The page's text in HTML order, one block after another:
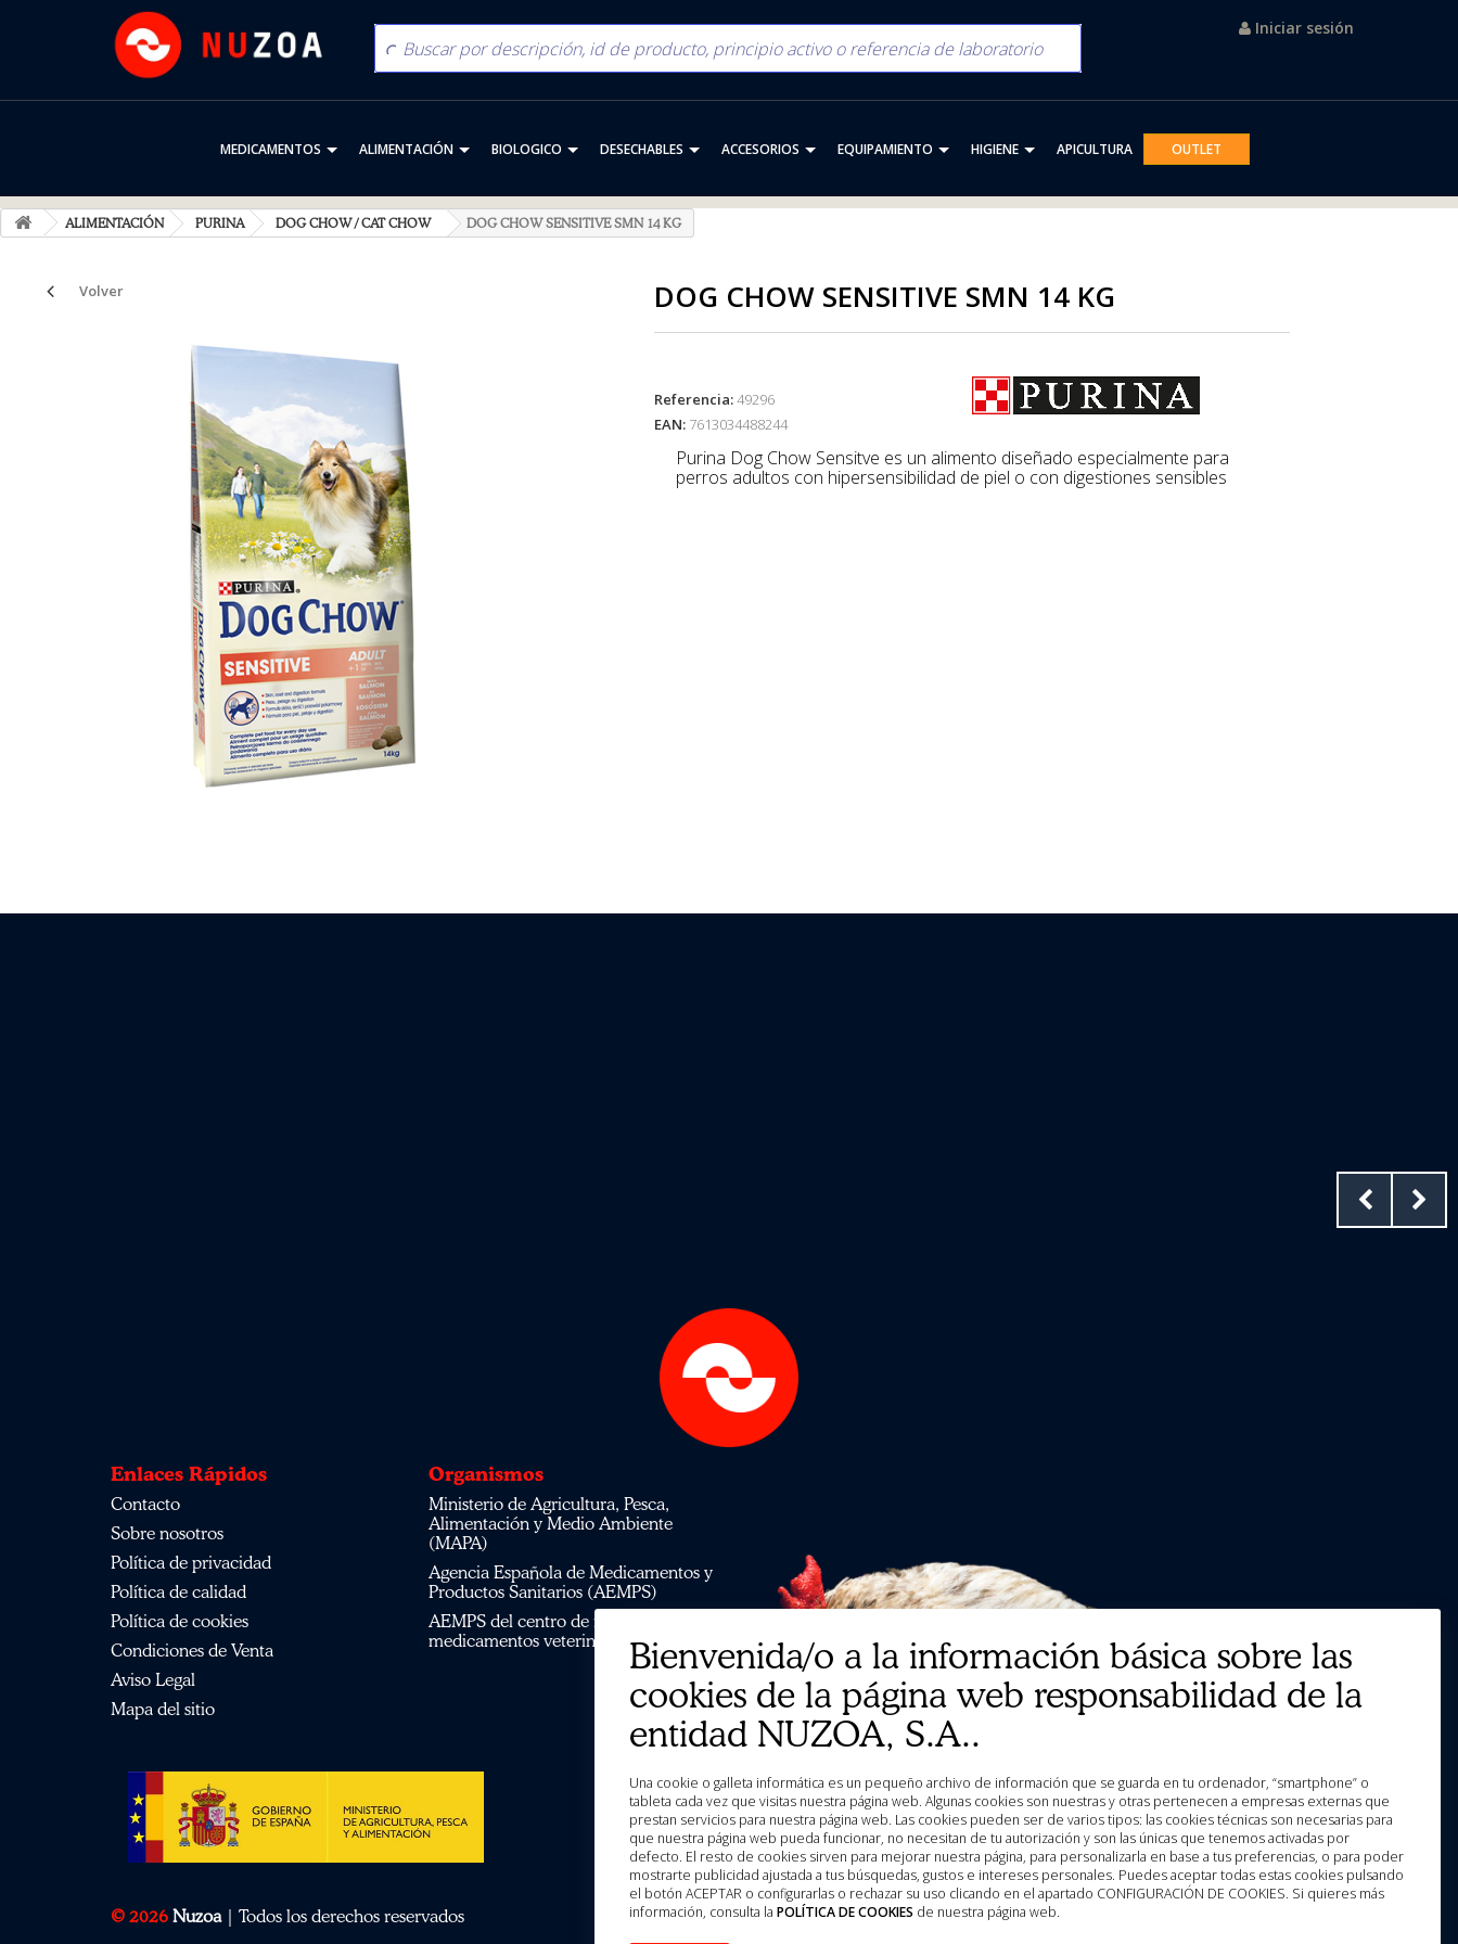
Iniciar sesión
MEDICAMENTOS ALIMENTACIÓN BIOLOGICO DESECHABLES ACCESORIOS EQUIPAMIENTO HIGIENE APICULTURA OUTLET
ALIMENTACIÓN PURINA DOG CHOW / CAT CHOW DOG CHOW SENSITIVE SMN 14 KG
Volver DOG CHOW SENSITIVE SMN 14 KG
Referencia:49296
EAN: 7613034488244
Purina Dog Chow Sensitve es un alimento diseñado especialmente para
perros adultos con hipersensibilidad de piel o con digestiones sensibles
Enlaces Rápidos
Contacto
Sobre nosotros
Política de privacidad
Política de calidad
Política de cookies
Condiciones de Venta
Aviso Legal
Mapa del sitio
Organismos
Ministerio de Agricultura, Pesca,
Alimentación y Medio Ambiente
(MAPA)
Agencia Española de Medicamentos y
Productos Sanitarios (AEMPS)
AEMPS del centro de información de
medicamentos veterinarios CIMAVET
© 2026 Nuzoa | Todos los derechos reservados
Bienvenida/o a la información básica sobre las
cookies de la página web responsabilidad de la
entidad NUZOA, S.A..
Una cookie o galleta informática es un pequeño archivo de información que se guarda en tu ordenador, “smartphone” o
tableta cada vez que visitas nuestra página web. Algunas cookies son nuestras y otras pertenecen a empresas externas que
prestan servicios para nuestra página web. Las cookies pueden ser de varios tipos: las cookies técnicas son necesarias para
que nuestra página web pueda funcionar, no necesitan de tu autorización y son las únicas que tenemos activadas por
defecto. El resto de cookies sirven para mejorar nuestra página, para personalizarla en base a tus preferencias, o para poder
mostrarte publicidad ajustada a tus búsquedas, gustos e intereses personales. Puedes aceptar todas estas cookies pulsando
el botón ACEPTAR o configurarlas o rechazar su uso clicando en el apartado CONFIGURACIÓN DE COOKIES. Si quieres más
información, consulta laPOLÍTICA DE COOKIES de nuestra página web.